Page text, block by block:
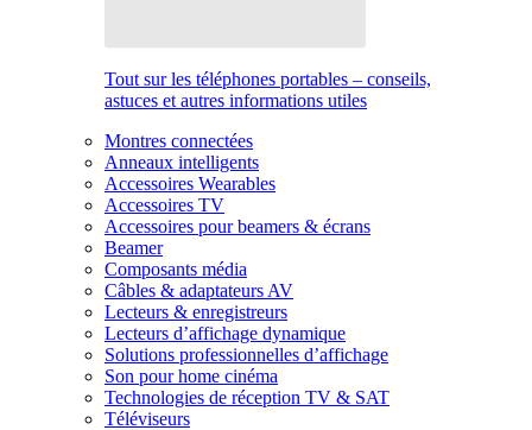
Tout sur les téléphones portables – conseils,
astuces et autres informations utiles
Montres connectées
Anneaux intelligents
Accessoires Wearables
Accessoires TV
Accessoires pour beamers & écrans
Beamer
Composants média
Câbles & adaptateurs AV
Lecteurs & enregistreurs
Lecteurs d’affichage dynamique
Solutions professionnelles d’affichage
Son pour home cinéma
Technologies de réception TV & SAT
Téléviseurs